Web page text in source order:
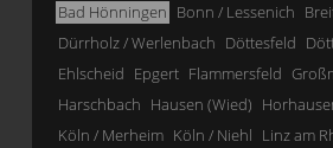
Bad Hönningen Bonn / Lessenich
Dürrholz / Werlenbach Döttesfeld
Ehlscheid Epgert Flammersfeld
Harschbach Hausen (Wied)
Köln / Merheim Köln / Niehl Linz am